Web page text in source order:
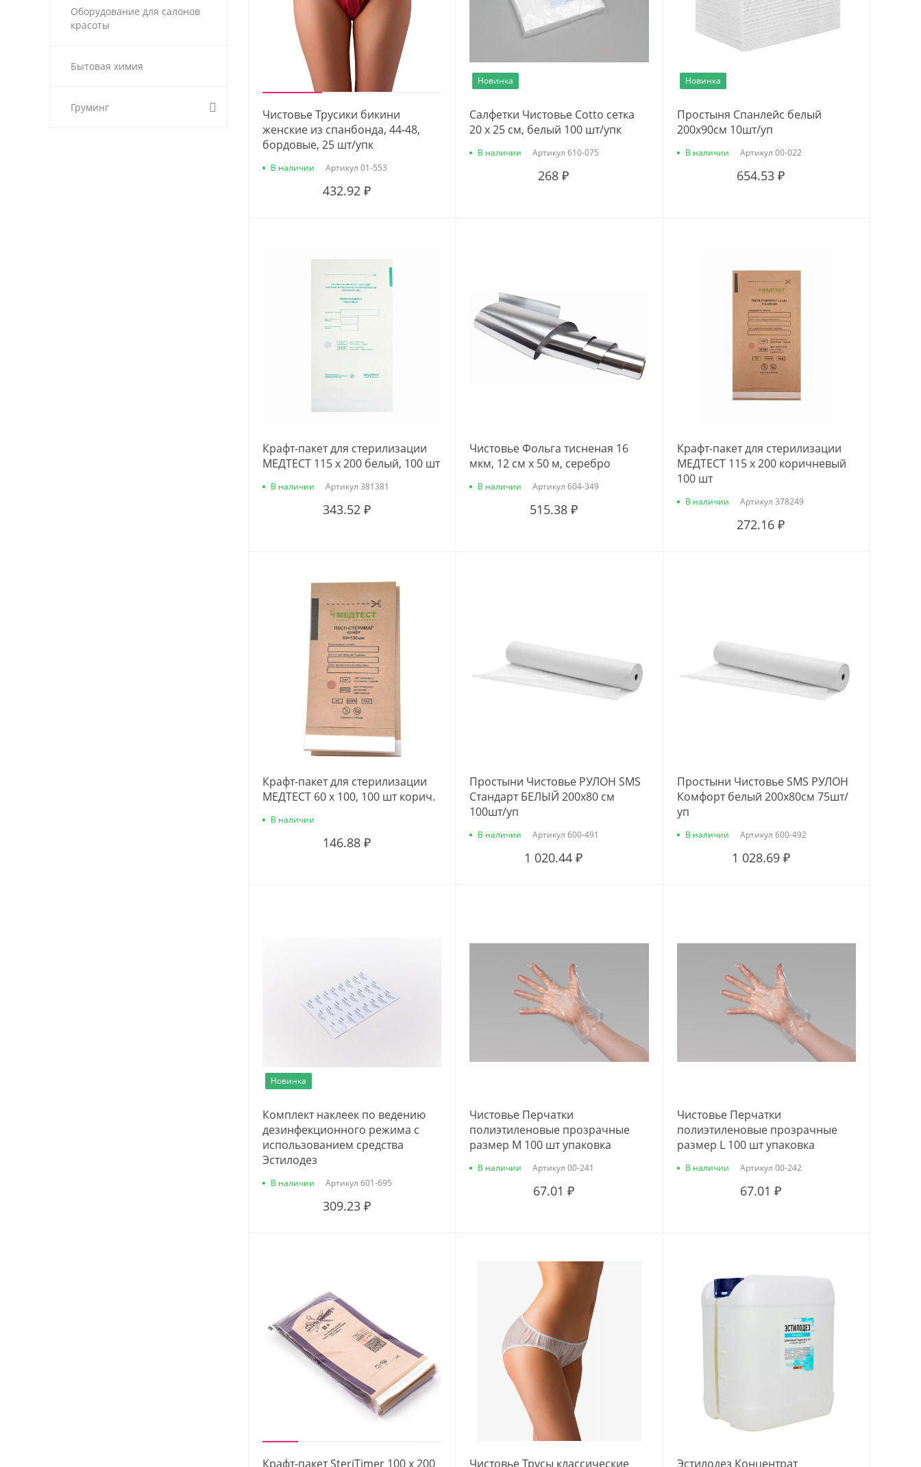
Оборудование для салонов
красоты
Бытовая химия
Груминг
Чистовье Трусики бикини
женские из спанбонда, 44-48,
бордовые, 25 шт/упк
В наличии Артикул 01-553
432.92 ₽
Новинка
Салфетки Чистовье Cotto сетка
20 х 25 см, белый 100 шт/упк
В наличии Артикул 610-075
268 ₽
Новинка
Простыня Спанлейс белый
200х90см 10шт/уп
В наличии Артикул 00-022
654.53 ₽
Крафт-пакет для стерилизации
МЕДТЕСТ 115 х 200 белый, 100 шт
В наличии Артикул 381381
343.52 ₽
Чистовье Фольга тисненая 16
мкм, 12 см х 50 м, серебро
В наличии Артикул 604-349
515.38 ₽
Крафт-пакет для стерилизации
МЕДТЕСТ 115 х 200 коричневый
100 шт
В наличии Артикул 378249
272.16 ₽
Крафт-пакет для стерилизации
МЕДТЕСТ 60 х 100, 100 шт корич.
В наличии
146.88 ₽
Простыни Чистовье РУЛОН SMS
Стандарт БЕЛЫЙ 200х80 см
100шт/уп
В наличии Артикул 600-491
1 020.44 ₽
Простыни Чистовье SMS РУЛОН
Комфорт белый 200х80см 75шт/
уп
В наличии Артикул 600-492
1 028.69 ₽
Новинка
Комплект наклеек по ведению
дезинфекционного режима с
использованием средства
Эстилодез
В наличии Артикул 601-695
309.23 ₽
Чистовье Перчатки
полиэтиленовые прозрачные
размер М 100 шт упаковка
В наличии Артикул 00-241
67.01 ₽
Чистовье Перчатки
полиэтиленовые прозрачные
размер L 100 шт упаковка
В наличии Артикул 00-242
67.01 ₽
Крафт-пакет SteriTimer 100 х 200 Чистовье Трусы классические Эстилодез Концентрат